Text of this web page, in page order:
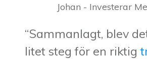
Johan - Investerar
“Sammanlagt, blev
litet steg för en riktig